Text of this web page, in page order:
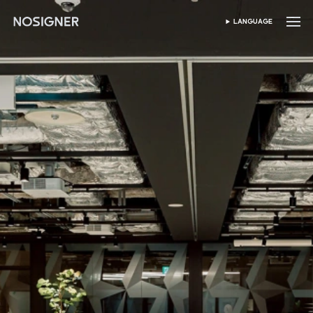
হোম ভাষা নির্বাচন করুন
LANGUAGE